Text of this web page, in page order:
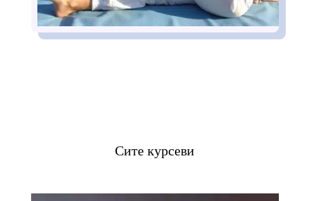
Сите курсеви